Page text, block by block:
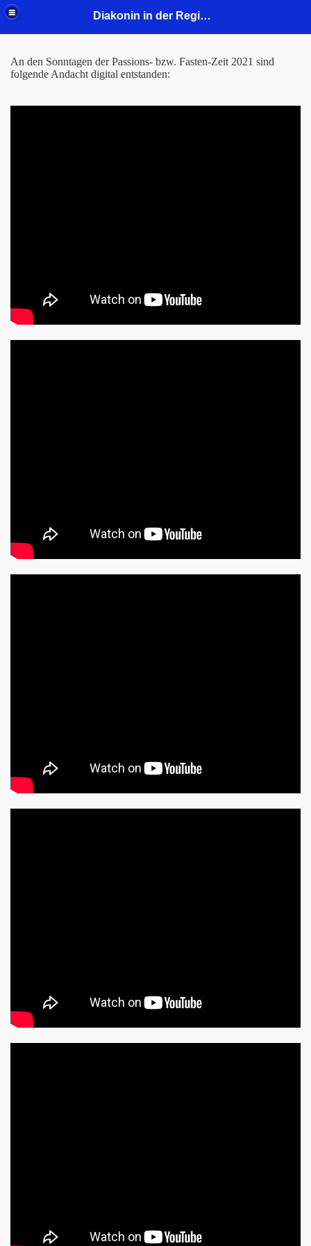
Diakonin in der Region Mitte - Gustav-Adolf-Kirchengemeinde
An den Sonntagen der Passions- bzw. Fasten-Zeit 2021 sind
folgende Andacht digital entstanden: